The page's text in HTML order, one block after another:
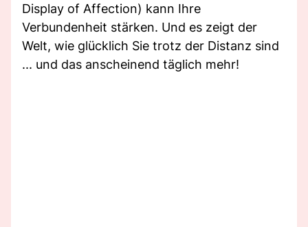
Display of Affection) kann Ihre
Verbundenheit stärken. Und es zeigt der
Welt, wie glücklich Sie trotz der Distanz sind
... und das anscheinend täglich mehr!